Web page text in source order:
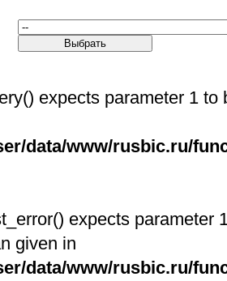
expects parameter 1 to
data/www/rusbic.ru/
expects parameter
given in
data/www/rusbic.ru/